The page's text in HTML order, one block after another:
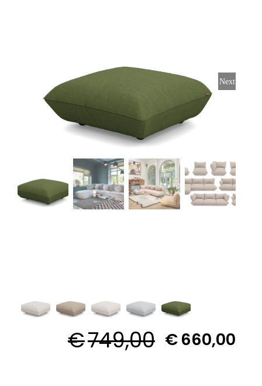
Deck Chairs + voetbanken
Decoratie kussens
Next
€749,00 €660,00